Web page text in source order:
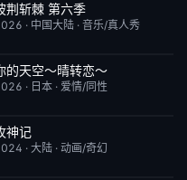
更新至超前企划第2期
荆斩棘 第六季
· 中国大陆 · 音乐/真人秀
更新至第02集
的天空～晴转恋～
· 日本 · 爱情/同性
更新至第95集
神记
· 大陆 · 动画/奇幻